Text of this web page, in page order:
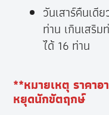
วันเสาร์คืนเดี
ท่าน เกินเสริ
ได้ 16 ท่าน
**หมายเหตุ ราคา
หยุดนักขัตฤกษ์